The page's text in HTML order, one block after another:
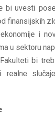
bi uvesti
finansijskih
i
u sektoru
bi
realne